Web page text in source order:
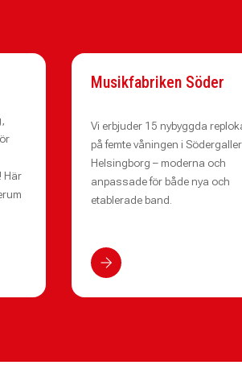
Här
Musikfabriken Söder
Vi erbjuder 15 nybyggda
på femte våningen i
Helsingborg – moderna och
anpassade för både nya och
etablerade band.